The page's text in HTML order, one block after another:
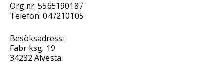
Org.nr: 5565190187
Telefon: 047210105
Besöksadress:
Fabriksg. 19
34232 Alvesta